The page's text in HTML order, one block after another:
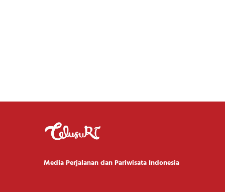
Media Perjalanan dan Pariwisata Indonesia